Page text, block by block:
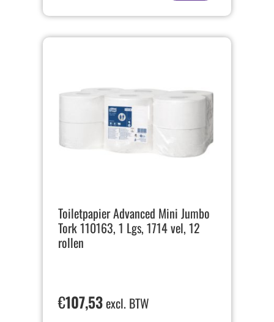
Toiletpapier Advanced Mini Jumbo
Tork 110163, 1 Lgs, 1714 vel, 12
rollen
€107,53excl. BTW